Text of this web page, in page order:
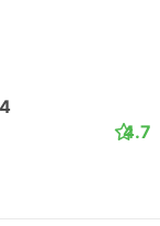
4.7